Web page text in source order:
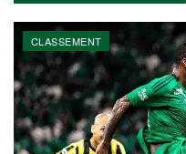
CLASSEMENT